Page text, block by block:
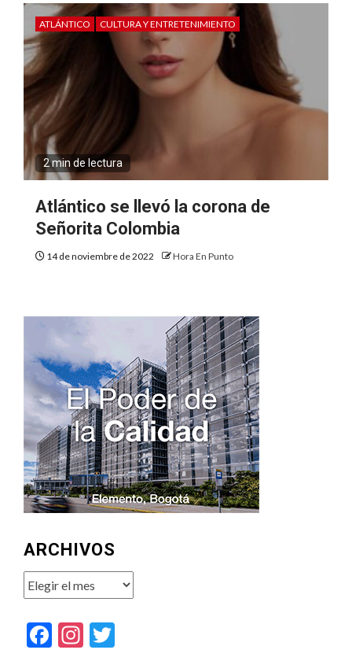
ATLÁNTICO CULTURA Y ENTRETENIMIENTO
2 min de lectura
Atlántico se llevó la corona de
Señorita Colombia
14 de noviembre de 2022 Hora En Punto
ARCHIVOS
Archivos
Facebook
Instagram